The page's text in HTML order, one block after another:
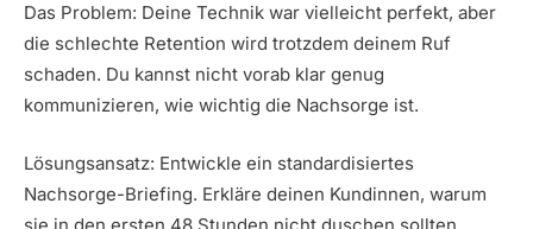
Das Problem: Deine Technik war vielleicht perfekt, aber
die schlechte Retention wird trotzdem deinem Ruf
schaden. Du kannst nicht vorab klar genug
kommunizieren, wie wichtig die Nachsorge ist.
Lösungsansatz: Entwickle ein standardisiertes
Nachsorge-Briefing. Erkläre deinen Kundinnen, warum